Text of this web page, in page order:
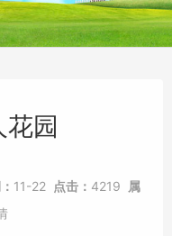
园
11-22 点击： 4219
属